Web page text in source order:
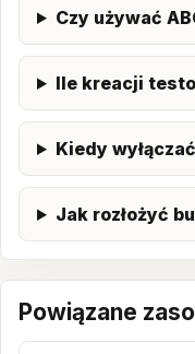
Czy używać
Ile kreacji
Kiedy
Jak rozłożyć
Powiązane